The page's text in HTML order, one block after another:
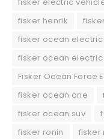
fisker electric
fisker henrik
fisker ocean electric
fisker ocean
Fisker Ocean Force E
fisker ocean one
fisker ocean suv
fisker ronin
fisker